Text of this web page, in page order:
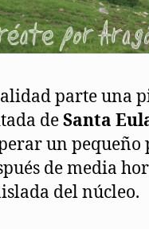
parte una
deSanta
un
de media
del núcleo.